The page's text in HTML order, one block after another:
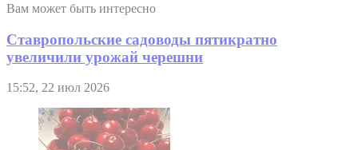
Вам может быть интересно
Ставропольские садоводы пятикратно
увеличили урожай черешни
15:52, 22 июл 2026